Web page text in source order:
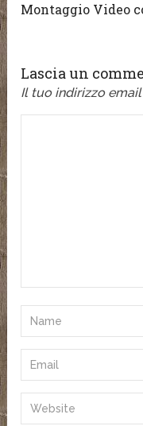
Montaggio Video
Lascia un
Il tuo indirizzo